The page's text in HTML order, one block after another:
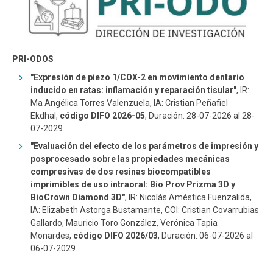
ESTUDIANTES ACADÉMICOS
FUNCIONARIOS EGRESADOS
PRI-ODOS
"Expresión de piezo 1/COX-2 en movimiento dentario
inducido en ratas: inflamación y reparación tisular", IR:
Ma Angélica Torres Valenzuela, IA: Cristian Peñafiel
Ekdhal, código DIFO 2026-05, Duración: 28-07-2026 al 28-
07-2029.
"Evaluación del efecto de los parámetros de impresión y
posprocesado sobre las propiedades mecánicas
compresivas de dos resinas biocompatibles
imprimibles de uso intraoral: Bio Prov Prizma 3D y
BioCrown Diamond 3D", IR: Nicolás Améstica Fuenzalida,
IA: Elizabeth Astorga Bustamante, COI: Cristian Covarrubias
Gallardo, Mauricio Toro González, Verónica Tapia
Monardes, código DIFO 2026/03, Duración: 06-07-2026 al
06-07-2029.